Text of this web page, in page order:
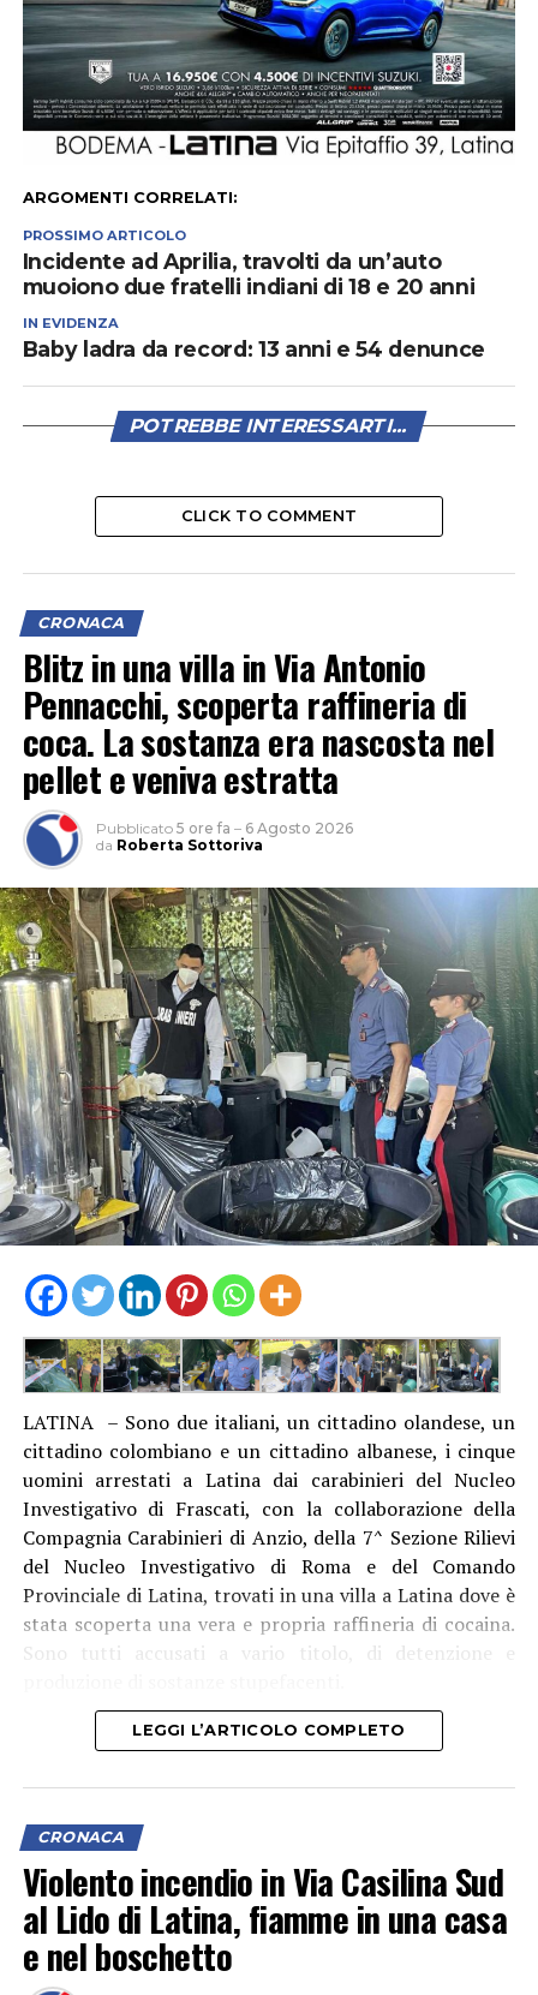
ARGOMENTI CORRELATI:
PROSSIMO ARTICOLO
Incidente ad Aprilia, travolti da un’auto
muoiono due fratelli indiani di 18 e 20 anni
IN EVIDENZA
Baby ladra da record: 13 anni e 54 denunce
POTREBBE INTERESSARTI...
CLICK TO COMMENT
CRONACA
Blitz in una villa in Via Antonio
Pennacchi, scoperta raffineria di
coca. La sostanza era nascosta nel
pellet e veniva estratta
Pubblicato 5 ore fa – 6 Agosto 2026
da Roberta Sottoriva
LATINA – Sono due italiani, un cittadino olandese, un
cittadino colombiano e un cittadino albanese, i cinque
uomini arrestati a Latina dai carabinieri del Nucleo
Investigativo di Frascati, con la collaborazione della
Compagnia Carabinieri di Anzio, della 7^ Sezione Rilievi
del Nucleo Investigativo di Roma e del Comando
Provinciale di Latina, trovati in una villa a Latina dove è
stata scoperta una vera e propria raffineria di cocaina.
Sono tutti accusati a vario titolo, di detenzione e
LEGGI L’ARTICOLO COMPLETO
CRONACA
Violento incendio in Via Casilina Sud
al Lido di Latina, fiamme in una casa
e nel boschetto